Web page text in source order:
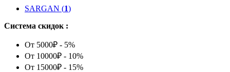
SARGAN (1)
Система скидок :
От 5000₽ - 5%
От 10000₽ - 10%
От 15000₽ - 15%